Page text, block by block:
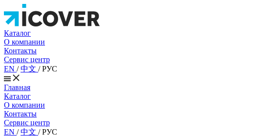
Каталог
О компании
Контакты
Сервис центр
EN /中文 /РУС
Главная
Каталог
О компании
Контакты
Сервис центр
EN /中文 /РУС